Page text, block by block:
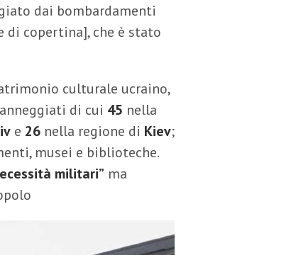
dai bombardamenti
di copertina], che è stato
culturale ucraino,
di cui 45 nella
e 26 nella regione di Kiev;
musei e biblioteche.
militari” ma